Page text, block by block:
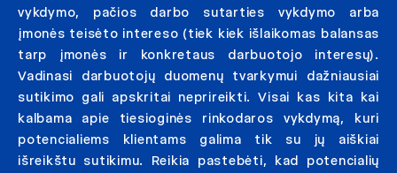
vykdymo, pačios darbo sutarties vykdymo arba
įmonės teisėto intereso (tiek kiek išlaikomas balansas
tarp įmonės ir konkretaus darbuotojo interesų).
Vadinasi darbuotojų duomenų tvarkymui dažniausiai
sutikimo gali apskritai neprireikti. Visai kas kita kai
kalbama apie tiesioginės rinkodaros vykdymą, kuri
potencialiems klientams galima tik su jų aiškiai
išreikštu sutikimu. Reikia pastebėti, kad potencialių